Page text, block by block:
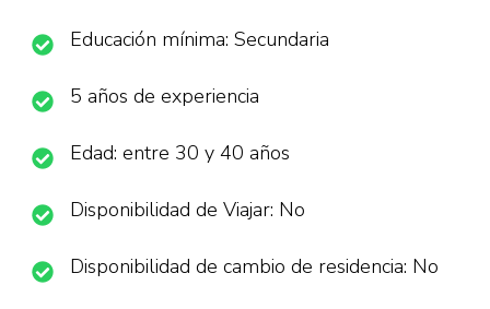
Educación mínima: Secundaria
5 años de experiencia
Edad: entre 30 y 40 años
Disponibilidad de Viajar: No
Disponibilidad de cambio de residencia: No